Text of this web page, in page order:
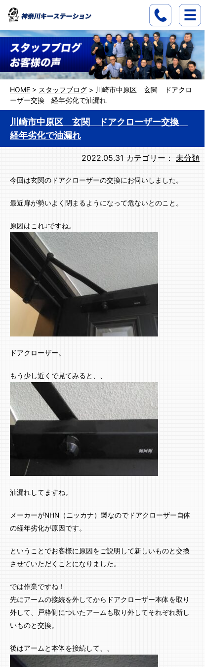
HOME > スタッフブログ > 川崎市中原区 玄関 ドアクロ
ーザー交換 経年劣化で油漏れ
川崎市中原区 玄関 ドアクローザー交換
経年劣化で油漏れ
2022.05.31 カテゴリー： 未分類
今回は玄関のドアクローザーの交換にお伺いしました。
最近扉が勢いよく閉まるようになって危ないとのこと。
原因はこれ↓ですね。
ドアクローザー。
もう少し近くで見てみると、、
油漏れしてますね。
メーカーがNHN（ニッカナ）製なのでドアクローザー自体
の経年劣化が原因です。
ということでお客様に原因をご説明して新しいものと交換
させていただくことになりました。
では作業ですね！
先にアームの接続を外してからドアクローザー本体を取り
外して、戸枠側についたアームも取り外してそれぞれ新し
いものと交換。
後はアームと本体を接続して、、